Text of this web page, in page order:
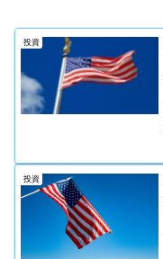
投資
投資